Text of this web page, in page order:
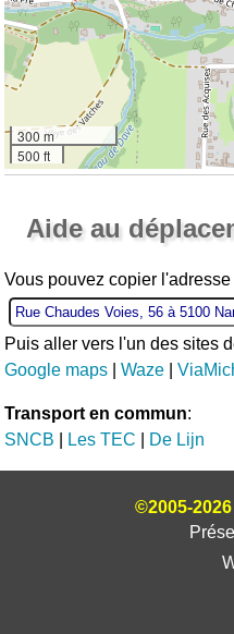
300 m
500 ft
Aide au
Vous pouvez copier
Puis aller vers l'un des sites
Google maps |Waze |
Transport en commun:
SNCB
Les TEC De Lijn
©2005-